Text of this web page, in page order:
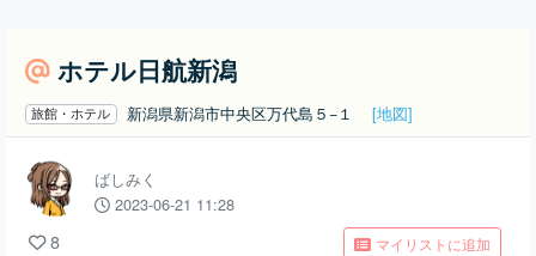
ホテル日航新潟
旅館・ホテル 新潟県新潟市中央区万代島５−１ [地図]
ばしみく
2023-06-21 11:28
8
マイリストに追加